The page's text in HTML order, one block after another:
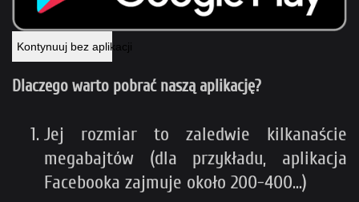
Kontynuuj bez aplikacji
Dlaczego warto pobrać naszą aplikację?
Jej rozmiar to zaledwie kilkanaście
megabajtów (dla przykładu, aplikacja
Facebooka zajmuje około 200-400...)